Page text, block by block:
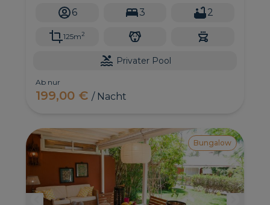
6 3 2
125m2
Privater Pool
Ab nur
199,00 €/ Nacht
Bungalow